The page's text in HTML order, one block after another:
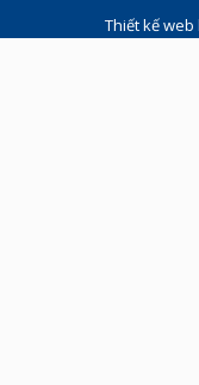
Thiết kế web